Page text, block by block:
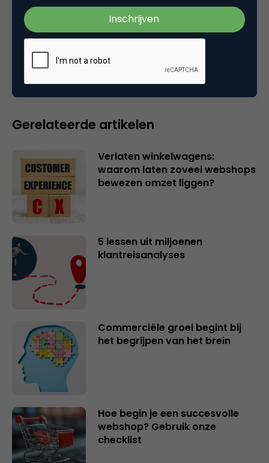
Plaats reactie
Je moetingelogd zijn opom een reactie te
Gerelateerde artikelen
Verlaten winkelwagens:
waarom laten zoveel webshops
bewezen omzet liggen?
5 lessen uit miljoenen
klantreisanalyses
Commerciële groei begint bij
het begrijpen van het brein
Hoe begin je een succesvolle
webshop? Gebruik onze
checklist